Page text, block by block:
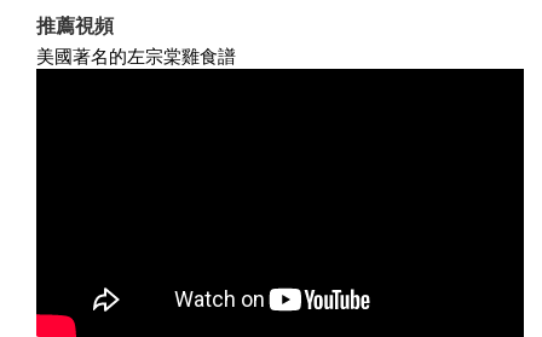
推薦視頻
美國著名的左宗棠雞食譜